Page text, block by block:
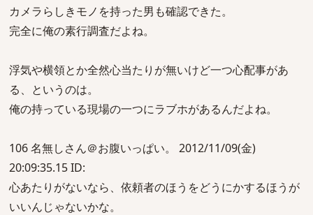
カメラらしきモノを持った男も確認できた。
完全に俺の素行調査だよね。
浮気や横領とか全然心当たりが無いけど一つ心配事があ
る、というのは。
俺の持っている現場の一つにラブホがあるんだよね。
106 名無しさん＠お腹いっぱい。 2012/11/09(金)
20:09:35.15 ID:
心あたりがないなら、依頼者のほうをどうにかするほうが
いいんじゃないかな。